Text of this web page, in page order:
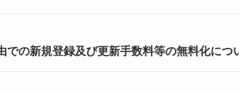
での新規登録及び更新手数料等の無料化につ